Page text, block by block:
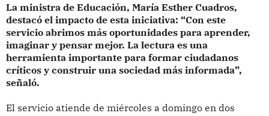
La ministra de Educación, María Esther Cuadros,
destacó el impacto de esta iniciativa: “Con este
servicio abrimos más oportunidades para aprender,
imaginar y pensar mejor. La lectura es una
herramienta importante para formar ciudadanos
críticos y construir una sociedad más informada”,
señaló.
El servicio atiende de miércoles a domingo en dos